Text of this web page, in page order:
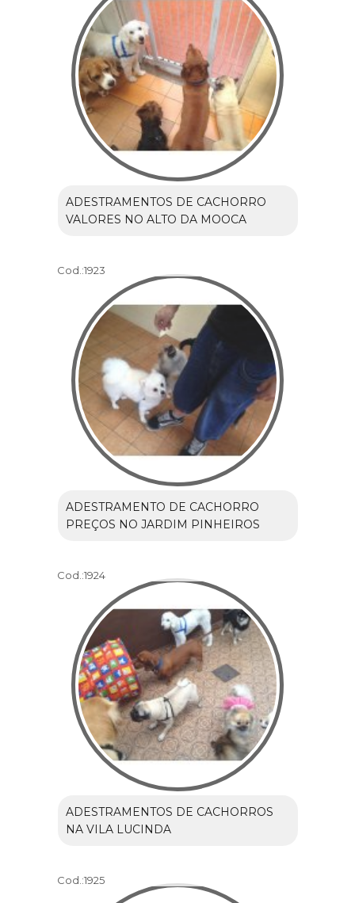
ADESTRAMENTOS DE CACHORRO
VALORES NO ALTO DA MOOCA
Cod.:1923
ADESTRAMENTO DE CACHORRO
PREÇOS NO JARDIM PINHEIROS
Cod.:1924
ADESTRAMENTOS DE CACHORROS
NA VILA LUCINDA
Cod.:1925